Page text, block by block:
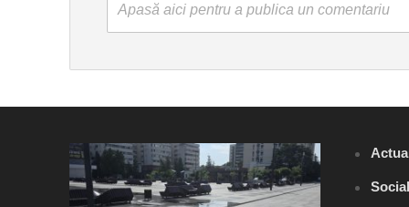
Apasă aici pentru a publica un comentariu
Social